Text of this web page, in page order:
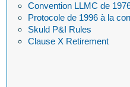
Convention LLMC de
Protocole de 1996 à la
Skuld P&I Rules
Clause X Retirement